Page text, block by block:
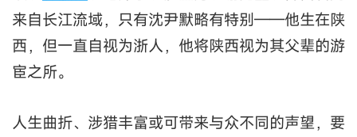
来自长江流域，只有沈尹默略有特别——他生在陕
西，但一直自视为浙人，他将陕西视为其父辈的游
宦之所。
人生曲折、涉猎丰富或可带来与众不同的声望，要